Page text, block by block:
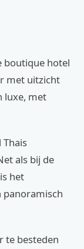
boutique hotel
met uitzicht
luxe, met
als bij de
is het
panoramisch
te besteden